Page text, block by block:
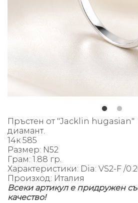
Пръстен от "Jacklin hugasian"
диамант.
14к 585
Размер: N52
Грам: 1.88 гр.
Характеристики: Dia: VS2-F /
Произход: Италия
Всеки артикул е придружен
качество!